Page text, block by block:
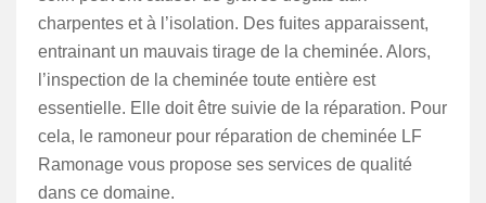
charpentes et à l’isolation. Des fuites apparaissent,
entrainant un mauvais tirage de la cheminée. Alors,
l’inspection de la cheminée toute entière est
essentielle. Elle doit être suivie de la réparation. Pour
cela, le ramoneur pour réparation de cheminée LF
Ramonage vous propose ses services de qualité
dans ce domaine.